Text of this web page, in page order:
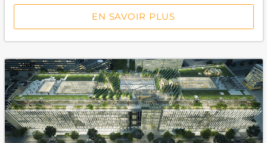
EN SAVOIR PLUS